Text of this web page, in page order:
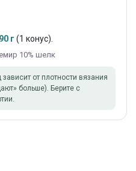
г (1 конус).
10% шелк
от плотности вязания
больше). Берите с